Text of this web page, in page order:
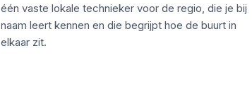
één vaste lokale technieker voor de regio, die je bij
naam leert kennen en die begrijpt hoe de buurt in
elkaar zit.